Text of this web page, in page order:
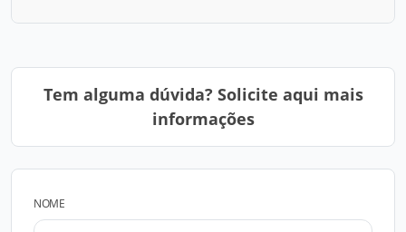
Tem alguma dúvida? Solicite aqui mais
informações
NOME